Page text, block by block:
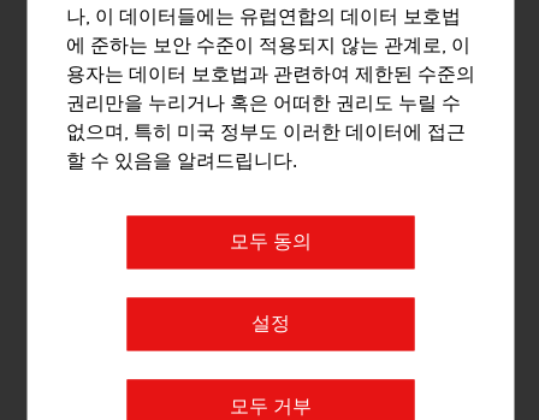
레일카고그룹은 연매출 22억 유로, 직원수 8700명, 유럽
내 다수 국가에 지사를 보유하고 있는 탄탄한 그룹으로,
유럽 내 철도운송을 책임지고 있는 선두업체 중 하나로
손꼽히는 기업입니다. 레일카고그룹은 굴지의 파트너들
과 공동으로 유럽 전역과 아시아까지 도어 투 도어 운송
서비스를 제공합니다. 레일카고그룹은 유럽 주요 도시와
중심지들과 연결해 줍니다. 레일카고그룹의 경영상 모회
회사 더보기
나, 이 데이터들에는 유럽연합의 데이터 보호법
에 준하는 보안 수준이 적용되지 않는 관계로, 이
용자는 데이터 보호법과 관련하여 제한된 수준의
권리만을 누리거나 혹은 어떠한 권리도 누릴 수
없으며, 특히 미국 정부도 이러한 데이터에 접근
할 수 있음을 알려드립니다.
모두 동의
설정
모두 거부